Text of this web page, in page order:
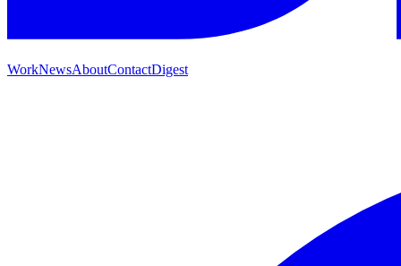
WorkNewsAboutContactDigest